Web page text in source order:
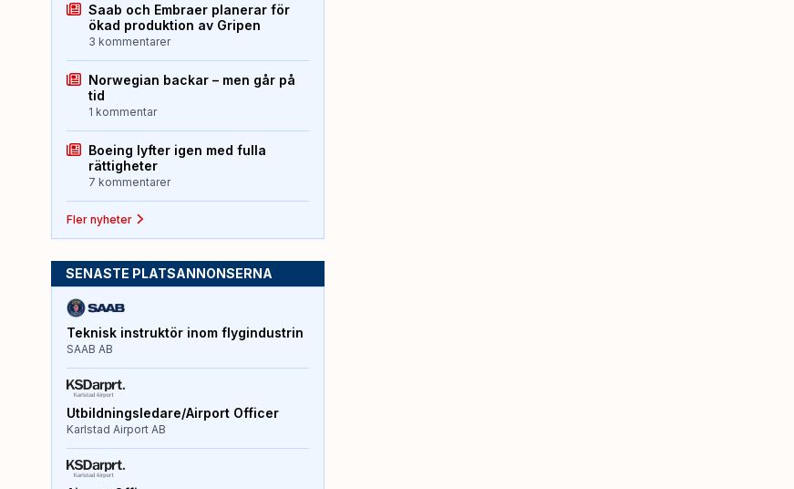
Saab och Embraer planerar för
ökad produktion av Gripen
3 kommentarer
Norwegian backar – men går på
tid
1 kommentar
Boeing lyfter igen med fulla
rättigheter
7 kommentarer
Fler nyheter
SENASTE PLATSANNONSERNA
Teknisk instruktör inom flygindustrin
SAAB AB
Utbildningsledare/Airport Officer
Karlstad Airport AB